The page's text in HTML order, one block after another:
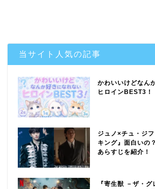
当サイト人気の記事
かわいいけどなん
ヒロインBEST3！
ジュノ×チュ・ジ
キング』面白いの
あらすじを紹介！
『寄生獣 －ザ・